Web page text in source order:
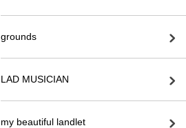
grounds
LAD MUSICIAN
my beautiful landlet